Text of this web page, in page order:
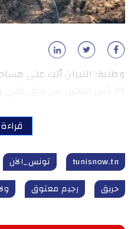
وطنية: النيران أتت على
tunisnow.tn تونس_الآن
حريق
رجيم معتوق